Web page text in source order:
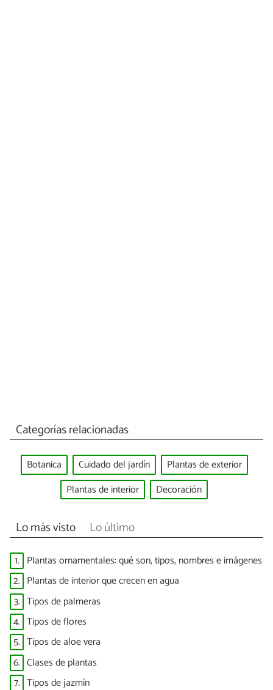
Categorías relacionadas
Botanica Cuidado del jardín
Plantas de exterior
Plantas de interior
Decoración
Lo más visto Lo último
1. Plantas ornamentales: qué son, tipos, nombres e imágenes
2. Plantas de interior que crecen en agua
3. Tipos de palmeras
4. Tipos de flores
5. Tipos de aloe vera
6. Clases de plantas
7. Tipos de jazmín